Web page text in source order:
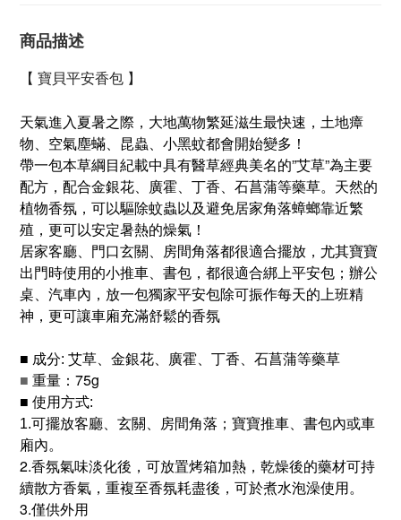
商品描述
【 寶貝平安香包 】
天氣進入夏暑之際，大地萬物繁延滋生最快速，土地瘴
物、空氣塵蟎、昆蟲、小黑蚊都會開始變多！
帶一包本草綱目紀載中具有醫草經典美名的”艾草”為主要
配方，配合金銀花、廣霍、丁香、石菖蒲等藥草。天然的
植物香氛，可以驅除蚊蟲以及避免居家角落蟑螂靠近繁
殖，更可以安定暑熱的燥氣！
居家客廳、門口玄關、房間角落都很適合擺放，尤其寶寶
出門時使用的小推車、書包，都很適合綁上平安包；辦公
桌、汽車內，放一包獨家平安包除可振作每天的上班精
神，更可讓車廂充滿舒鬆的香氛
■ 成分: 艾草、金銀花、廣霍、丁香、石菖蒲等藥草
■ 重量：75g
■ 使用方式:
1.可擺放客廳、玄關、房間角落；寶寶推車、書包內或車
廂內。
2.香氛氣味淡化後，可放置烤箱加熱，乾燥後的藥材可持
續散方香氣，重複至香氛耗盡後，可於煮水泡澡使用。
3.僅供外用